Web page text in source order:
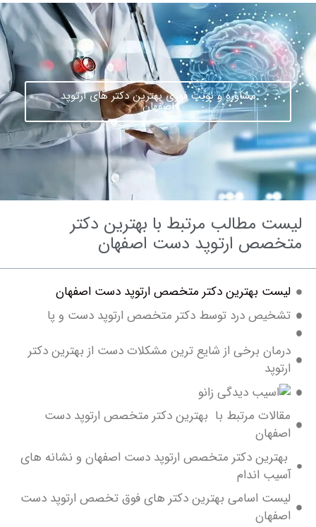
مشاوره و نوبت فوری بهترین دکتر های ارتوپد
اصفهان
مطالب مرتبط با بهترین دکتر
ارتوپد دست اصفهان
بهترين دکتر متخصص ارتوپد دست اصفهان
درد توسط دکتر متخصص ارتوپد دست و پا
برخی از شایع ترین مشکلات دست از بهترين دكتر
مرتبط با بهترين دکتر متخصص ارتوپد دست
دکتر متخصص ارتوپد دست اصفهان و نشانه های
اندام
اسامی بهترين دکتر های فوق تخصص ارتوپد دست